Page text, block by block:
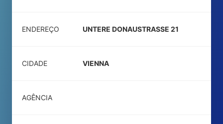
ENDEREÇO UNTERE DONAUSTRASSE 21
CIDADE VIENNA
AGÊNCIA